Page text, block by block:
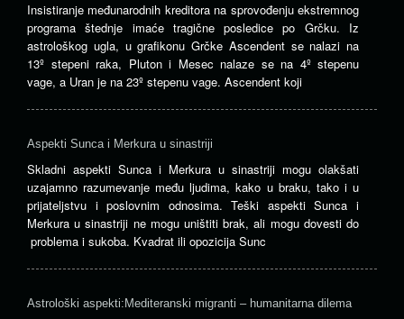
Insistiranje međunarodnih kreditora na sprovođenju ekstremnog
programa štednje imaće tragične posledice po Grčku. Iz
astrološkog ugla, u grafikonu Grčke Ascendent se nalazi na
13º stepeni raka, Pluton i Mesec nalaze se na 4º stepenu
vage, a Uran je na 23º stepenu vage. Ascendent koji
Aspekti Sunca i Merkura u sinastriji
Skladni aspekti Sunca i Merkura u sinastriji mogu olakšati
uzajamno razumevanje među ljudima, kako u braku, tako i u
prijateljstvu i poslovnim odnosima. Teški aspekti Sunca i
Merkura u sinastriji ne mogu uništiti brak, ali mogu dovesti do
problema i sukoba. Kvadrat ili opozicija Sunc
Astrološki aspekti:Mediteranski migranti – humanitarna dilema